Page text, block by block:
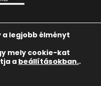
legjobb élményt
mely cookie-kat
abeállításokban..